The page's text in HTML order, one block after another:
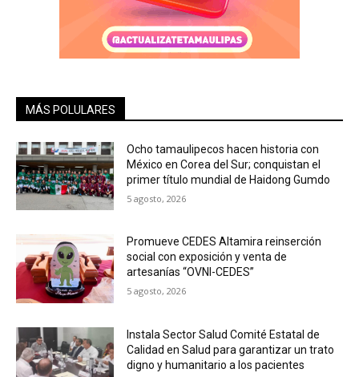
MÁS POLULARES
Ocho tamaulipecos hacen historia con
México en Corea del Sur; conquistan el
primer título mundial de Haidong Gumdo
5 agosto, 2026
Promueve CEDES Altamira reinserción
social con exposición y venta de
artesanías “OVNI-CEDES”
5 agosto, 2026
Instala Sector Salud Comité Estatal de
Calidad en Salud para garantizar un trato
digno y humanitario a los pacientes